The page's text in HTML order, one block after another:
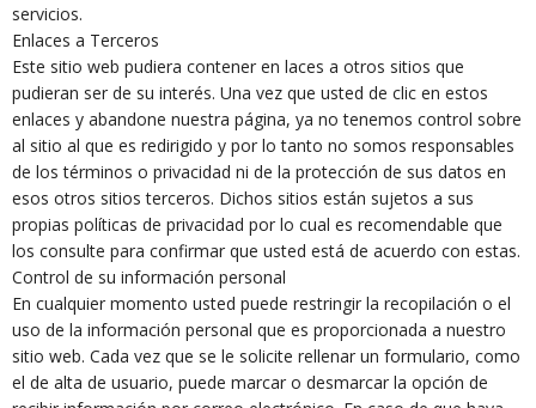
servicios.
Enlaces a Terceros
Este sitio web pudiera contener en laces a otros sitios que
pudieran ser de su interés. Una vez que usted de clic en estos
enlaces y abandone nuestra página, ya no tenemos control sobre
al sitio al que es redirigido y por lo tanto no somos responsables
de los términos o privacidad ni de la protección de sus datos en
esos otros sitios terceros. Dichos sitios están sujetos a sus
propias políticas de privacidad por lo cual es recomendable que
los consulte para confirmar que usted está de acuerdo con estas.
Control de su información personal
En cualquier momento usted puede restringir la recopilación o el
uso de la información personal que es proporcionada a nuestro
sitio web. Cada vez que se le solicite rellenar un formulario, como
el de alta de usuario, puede marcar o desmarcar la opción de